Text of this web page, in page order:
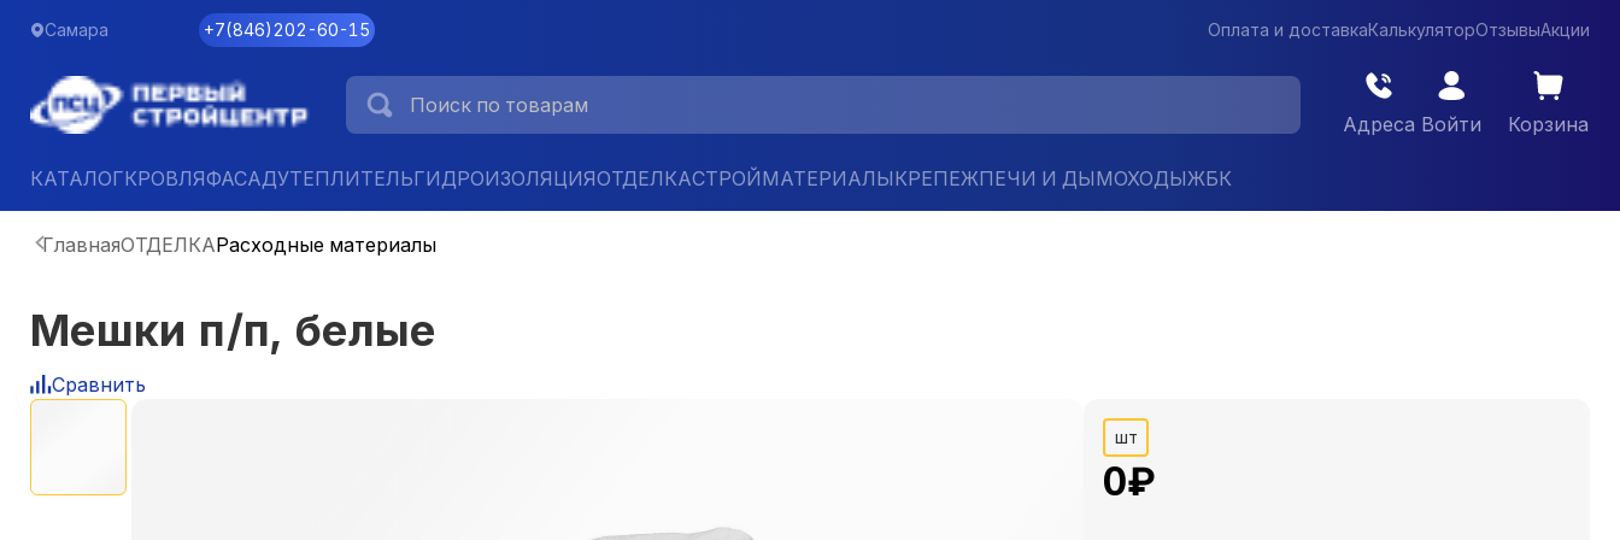
Самара +7(846)202-60-15 Оплата и доставкаКалькуляторОтзывыАкции
Адреса Войти Корзина
КАТАЛОГКРОВЛЯФАСАДУТЕПЛИТЕЛЬГИДРОИЗОЛЯЦИЯОТДЕЛКАСТРОЙМАТЕРИАЛЫКРЕПЕЖПЕЧИ И ДЫМОХОДЫЖБК
ГлавнаяОТДЕЛКАРасходные материалы
Мешки п/п, белые
Сравнить
шт
0₽